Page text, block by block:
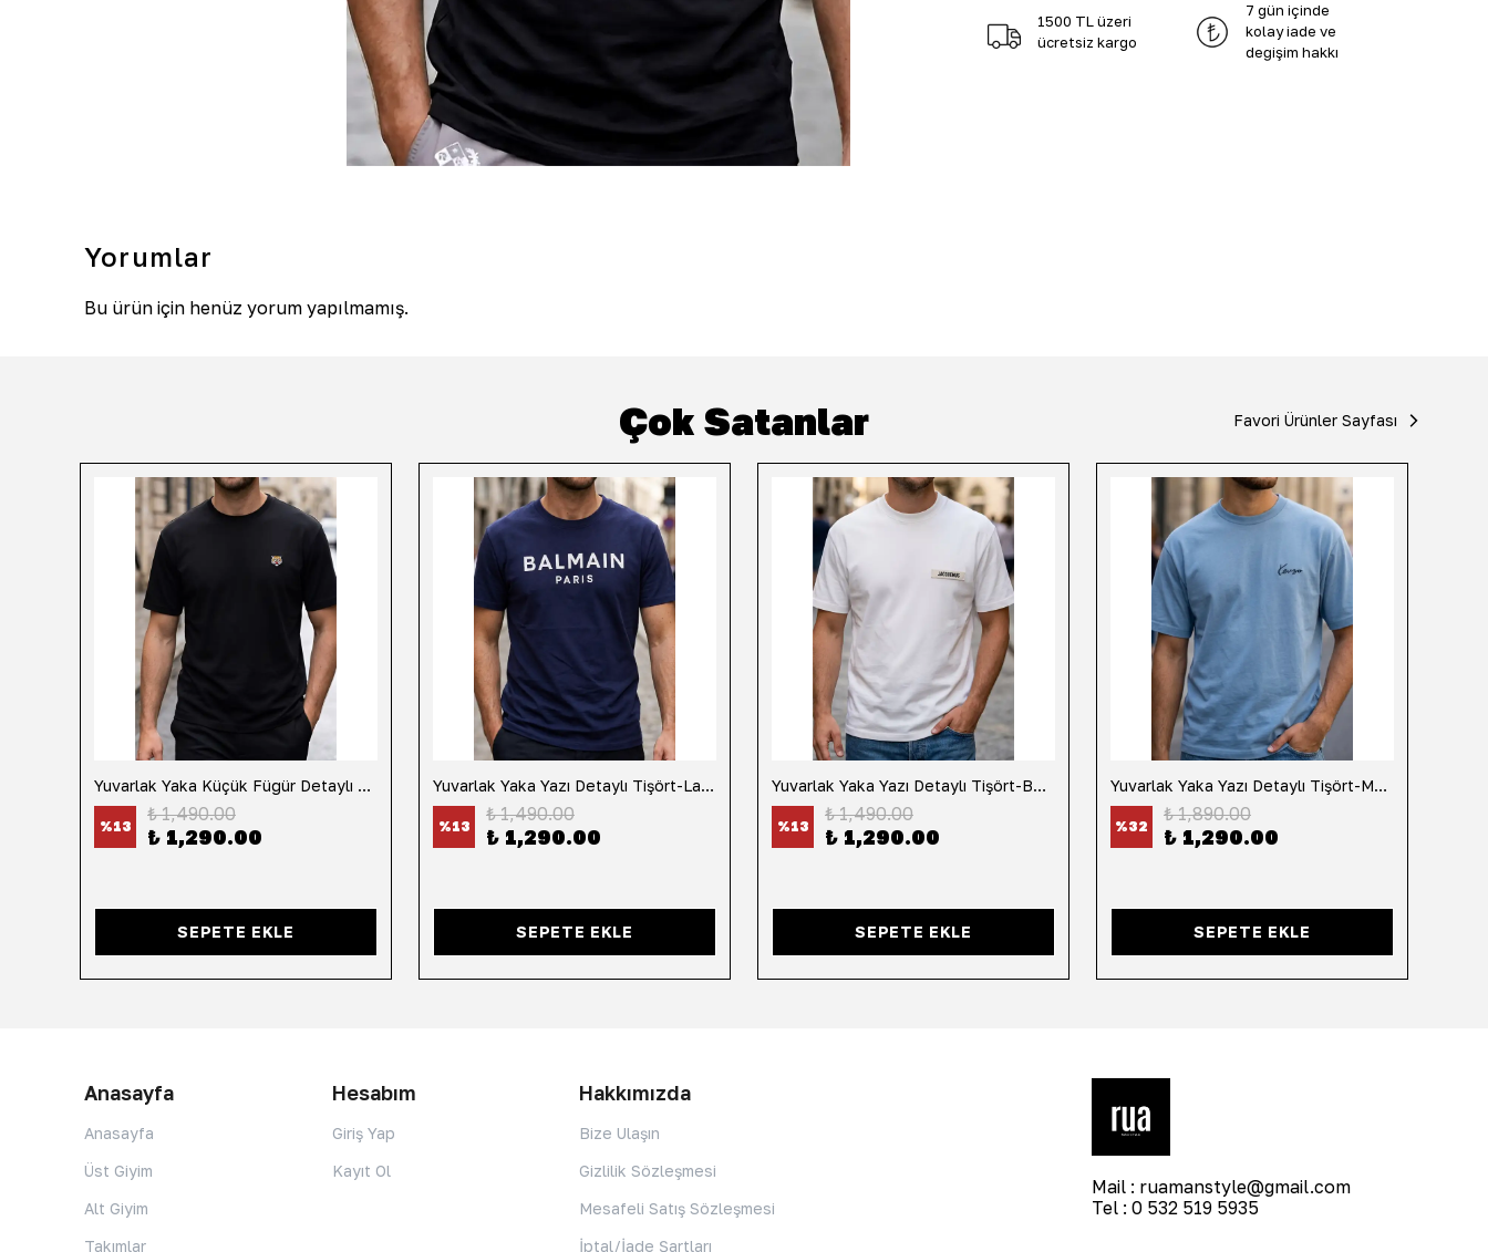
1500 TL üzeri
ücretsiz kargo
7 gün içinde
kolay iade ve
değişim hakkı
Yorumlar
Bu ürün için henüz yorum yapılmamış.
Çok Satanlar Favori Ürünler Sayfası
Yuvarlak Yaka Küçük Fügür Detaylı Tişört-Siyah
%13
₺ 1,490.00
₺ 1,290.00
SEPETE EKLE
Yuvarlak Yaka Yazı Detaylı Tişört-Lacivert
%13
₺ 1,490.00
₺ 1,290.00
SEPETE EKLE
Yuvarlak Yaka Yazı Detaylı Tişört-Beyaz
%13
₺ 1,490.00
₺ 1,290.00
SEPETE EKLE
Yuvarlak Yaka Yazı Detaylı Tişört-Mavi
%32
₺ 1,890.00
₺ 1,290.00
SEPETE EKLE
Anasayfa
Anasayfa
Üst Giyim
Alt Giyim
Takımlar
Hesabım
Giriş Yap
Kayıt Ol
Hakkımızda
Bize Ulaşın
Gizlilik Sözleşmesi
Mesafeli Satış Sözleşmesi
İptal/İade Şartları
Mail : ruamanstyle@gmail.com
Tel : 0 532 519 5935